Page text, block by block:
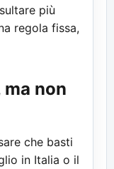
più
regola fissa,
non
che basti
in Italia o il